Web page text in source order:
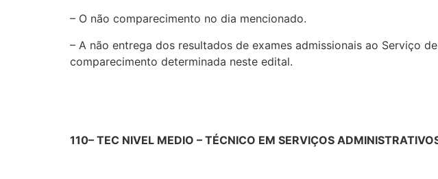
– O não comparecimento no dia mencionado.
– A não entrega dos resultados de exames admissionais ao Serviço
comparecimento determinada neste edital.
110– TEC NIVEL MEDIO – TÉCNICO EM SERVIÇOS